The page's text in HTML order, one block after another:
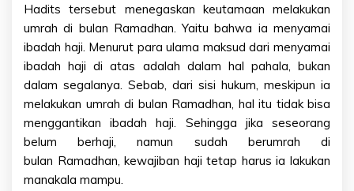
Hadits tersebut menegaskan keutamaan melakukan
umrah di bulan Ramadhan. Yaitu bahwa ia menyamai
ibadah haji. Menurut para ulama maksud dari menyamai
ibadah haji di atas adalah dalam hal pahala, bukan
dalam segalanya. Sebab, dari sisi hukum, meskipun ia
melakukan umrah di bulan Ramadhan, hal itu tidak bisa
menggantikan ibadah haji. Sehingga jika seseorang
belum berhaji, namun sudah berumrah di
bulan Ramadhan, kewajiban haji tetap harus ia lakukan
manakala mampu.